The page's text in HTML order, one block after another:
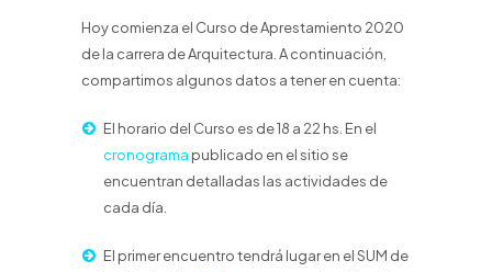
Hoy comienza el Curso de Aprestamiento 2020
de la carrera de Arquitectura. A continuación,
compartimos algunos datos a tener en cuenta:
El horario del Curso es de 18 a 22 hs. En el
cronograma publicado en el sitio se
encuentran detalladas las actividades de
cada día.
El primer encuentro tendrá lugar en el SUM de